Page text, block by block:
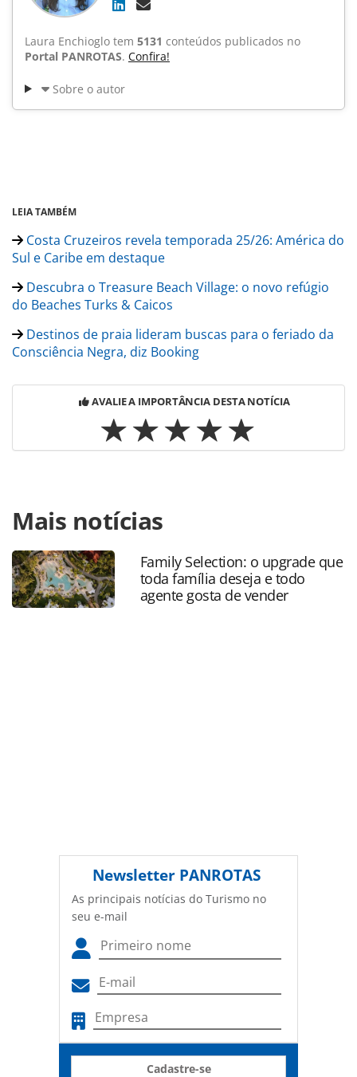
Laura Enchioglo tem 5131 conteúdos publicados no
Portal PANROTAS. Confira!
Sobre o autor
LEIA TAMBÉM
Costa Cruzeiros revela temporada 25/26: América do
Sul e Caribe em destaque
Descubra o Treasure Beach Village: o novo refúgio
do Beaches Turks & Caicos
Destinos de praia lideram buscas para o feriado da
Consciência Negra, diz Booking
AVALIE A IMPORTÂNCIA DESTA NOTÍCIA
https://www.panrotas.com.br/destinos/pesquisas-e-
estatisticas/2025/11/decolar-revela-os-15-destinos-mais-
procurados-para-as-ferias-de-verao_223611.html ou as
ferramentas oferecidas na página. Todo o conteúdo
produzido pela PANROTAS Editora é protegido pela
legislação brasileira sobre direito autoral. Não reproduza o
Mais notícias
Family Selection: o upgrade que
toda família deseja e todo
agente gosta de vender
Newsletter PANROTAS
As principais notícias do Turismo no
seu e-mail
Cadastre-se